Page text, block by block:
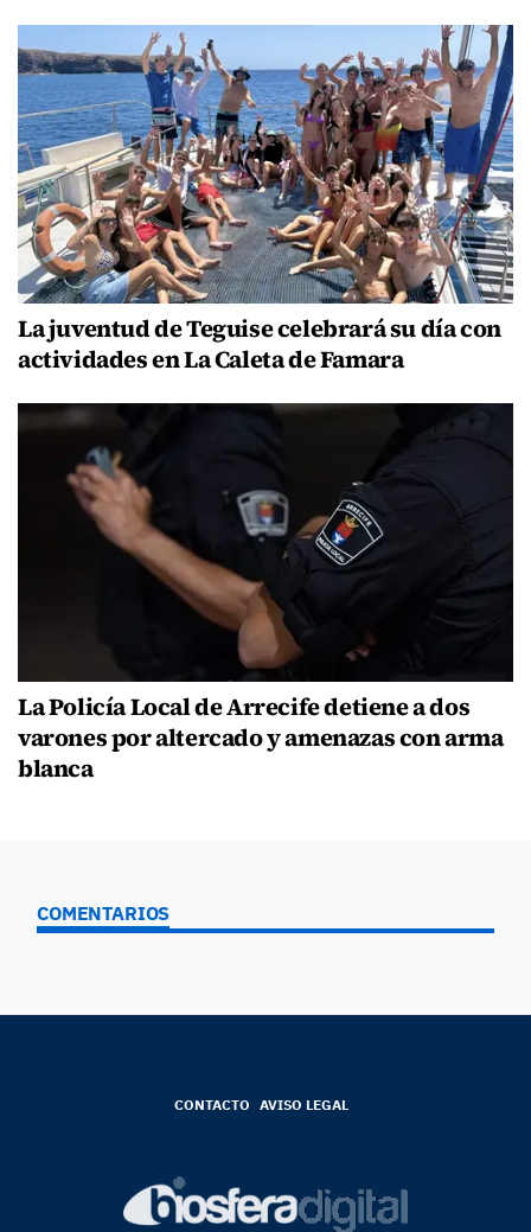
La juventud de Teguise celebrará su día con
actividades en La Caleta de Famara
La Policía Local de Arrecife detiene a dos
varones por altercado y amenazas con arma
blanca
COMENTARIOS
CONTACTO AVISO LEGAL